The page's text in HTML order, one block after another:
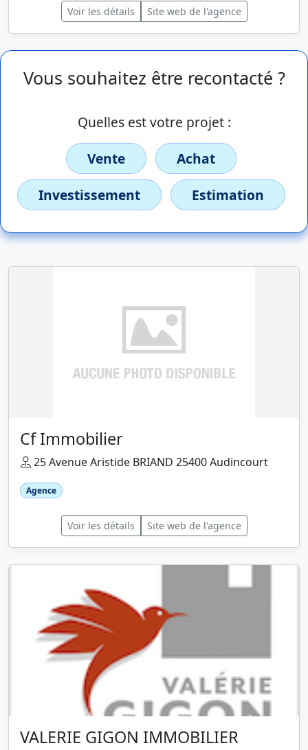
Voir les détails Site web de l'agence
Vous souhaitez être recontacté ?
Quelles est votre projet :
Vente
Achat
Investissement
Estimation
Cf Immobilier
25 Avenue Aristide BRIAND 25400 Audincourt
Agence
Voir les détails Site web de l'agence
VALERIE GIGON IMMOBILIER